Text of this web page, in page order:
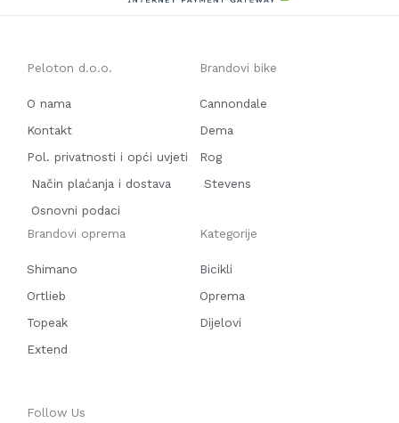
Peloton d.o.o.
O nama
Kontakt
Pol. privatnosti i opći uvjeti
Način plaćanja i dostava
Osnovni podaci
Brandovi bike
Cannondale
Dema
Rog
Stevens
Brandovi oprema
Shimano
Ortlieb
Topeak
Extend
Kategorije
Bicikli
Oprema
Dijelovi
Follow Us